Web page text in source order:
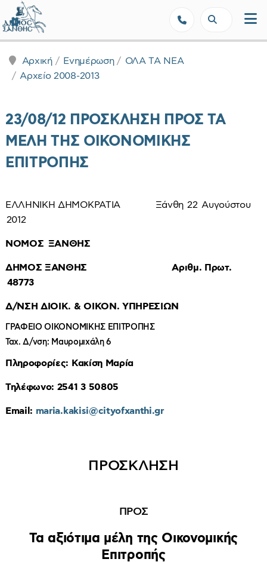
Αρχική Ενημέρωση
ΟΛΑ ΤΑ ΝΕΑ
Αρχείο 2008-2013
23/08/12 ΠΡΟΣΚΛΗΣΗ ΠΡΟΣ ΤΑ
ΜΕΛΗ ΤΗΣ ΟΙΚΟΝΟΜΙΚΗΣ
ΕΠΙΤΡΟΠΗΣ
ΕΛΛΗΝΙΚΗ ΔΗΜΟΚΡΑΤΙΑ Ξάνθη 22 Αυγούστου
2012
ΝΟΜΟΣ ΞΑΝΘΗΣ
ΔΗΜΟΣ ΞΑΝΘΗΣ Αριθμ. Πρωτ.
48773
Δ/ΝΣΗ ΔΙΟΙΚ. & ΟΙΚΟΝ. ΥΠΗΡΕΣΙΩΝ
ΓΡΑΦΕΙΟ ΟΙΚΟΝΟΜΙΚΗΣ ΕΠΙΤΡΟΠΗΣ
Ταχ. Δ/νση: Μαυρομιχάλη 6
Πληροφορίες: Κακίση Μαρία
Τηλέφωνο: 2541 3 50805
Email: maria.kakisi@cityofxanthi.gr
ΠΡΟΣΚΛΗΣΗ
ΠΡΟΣ
Τα αξιότιμα μέλη της Οικονομικής
Επιτροπής